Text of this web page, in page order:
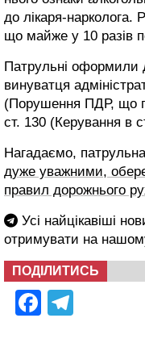
до лікаря-нарколога.
що майже у 10 разів
Патрульні оформили
винуватця
(Порушення ПДР, що
ст. 130 (Керування в
Нагадаємо,
дуже уважними,
правил дорожнього
Усі найцікавіші
отримувати на
ПОДІЛИТИСЬ
Facebook